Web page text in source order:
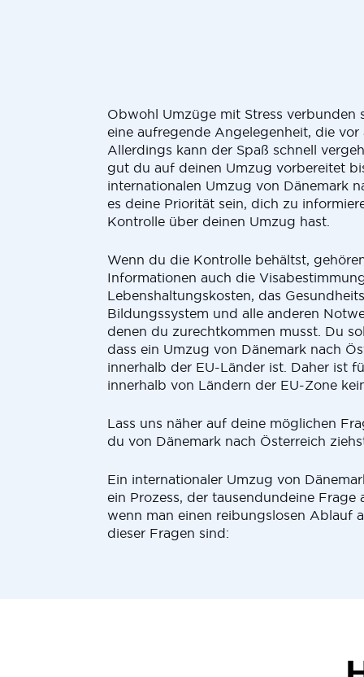
Obwohl Umzüge mit Stress verbunden
eine aufregende Angelegenheit, die vor
Allerdings kann der Spaß schnell
gut du auf deinen Umzug vorbereitet
internationalen Umzug von Dänemark
es deine Priorität sein, dich zu
Kontrolle über deinen Umzug hast.
Wenn du die Kontrolle behältst,
Informationen auch die
Lebenshaltungskosten, das
Bildungssystem und alle anderen
denen du zurechtkommen musst. Du
dass ein Umzug von Dänemark nach
innerhalb der EU-Länder ist. Daher ist
innerhalb von Ländern der EU-Zone
Lass uns näher auf deine möglichen
du von Dänemark nach Österreich
Ein internationaler Umzug von
ein Prozess, der tausendundeine Frage
wenn man einen reibungslosen Ablauf
dieser Fragen sind: